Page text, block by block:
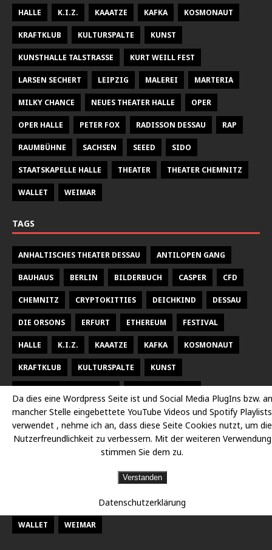
HALLE K.I.Z. KAAATZE KAFKA KOSMONAUT
KRAFTKLUB KULTURSPALTE KUNST
KUNSTHALLE TALSTRASSE KURT WEILL FEST
LARSEN SECHERT LEIPZIG MALEREI MARTERIA
MILKY CHANCE NEUES THEATER HALLE OPER
OPER HALLE PETER FOX RADISSON DESSAU RAP
RAUMBÜHNE SACHSEN SEEED SIDO
STAATSKAPELLE HALLE THEATER THEATER CHEMNITZ
WALLET WEIMAR
TAGS
ANHALTISCHES THEATER DESSAU ANTILOPEN GANG
BAUHAUS BERLIN BILDERBUCH CASPER CFD
CHEMNITZ CRYPTOKITTIES DEICHKIND DESSAU
DIE ORSONS ERFURT ETHEREUM FESTIVAL
HALLE K.I.Z. KAAATZE KAFKA KOSMONAUT
KRAFTKLUB KULTURSPALTE KUNST
LARSEN SECHERT LEIPZIG MALEREI MARTERIA
MILKY CHANCE NEUES THEATER HALLE OPER
PETER FOX RADISSON DESSAU
SEEED
STAATSKAPELLE HALLE THEATER THEATER CHEMNITZ
WALLET WEIMAR
Da dies eine Wordpress Seite ist und Social Media PlugIns bzw. an
mancher Stelle eingebettete YouTube Videos und Spotify Playlists
verwendet , nehme ich an, dass diese Seite Cookies nutzt, um die
Nutzerfreundlichkeit zu verbessern. Mit der weiteren Verwendung
stimmen Sie dem zu.
Verstanden
Datenschutzerklärung